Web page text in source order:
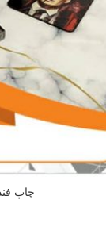
چاپ